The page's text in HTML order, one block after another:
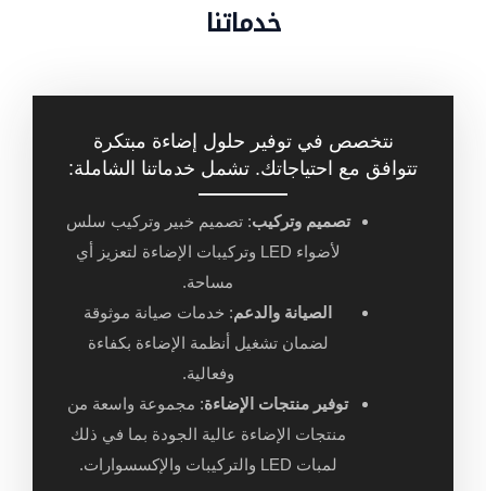
خدماتنا
نتخصص في توفير حلول إضاءة مبتكرة
تتوافق مع احتياجاتك. تشمل خدماتنا الشاملة:
تصميم وتركيب: تصميم خبير وتركيب سلس
لأضواء LED وتركيبات الإضاءة لتعزيز أي
مساحة.
الصيانة والدعم: خدمات صيانة موثوقة
لضمان تشغيل أنظمة الإضاءة بكفاءة
وفعالية.
توفير منتجات الإضاءة: مجموعة واسعة من
منتجات الإضاءة عالية الجودة بما في ذلك
لمبات LED والتركيبات والإكسسوارات.